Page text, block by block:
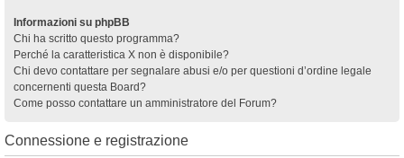
Informazioni su phpBB
Chi ha scritto questo programma?
Perché la caratteristica X non è disponibile?
Chi devo contattare per segnalare abusi e/o per questioni d’ordine legale
concernenti questa Board?
Come posso contattare un amministratore del Forum?
Connessione e registrazione